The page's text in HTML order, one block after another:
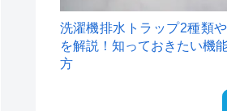
洗濯機排水トラップ2種類
を解説！知っておきたい機
方